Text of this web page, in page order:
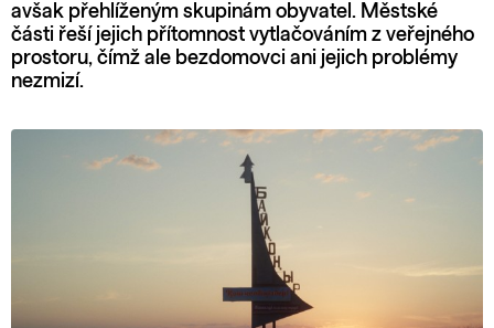
avšak přehlíženým skupinám obyvatel. Městské
části řeší jejich přítomnost vytlačováním z veřejného
prostoru, čímž ale bezdomovci ani jejich problémy
nezmizí.